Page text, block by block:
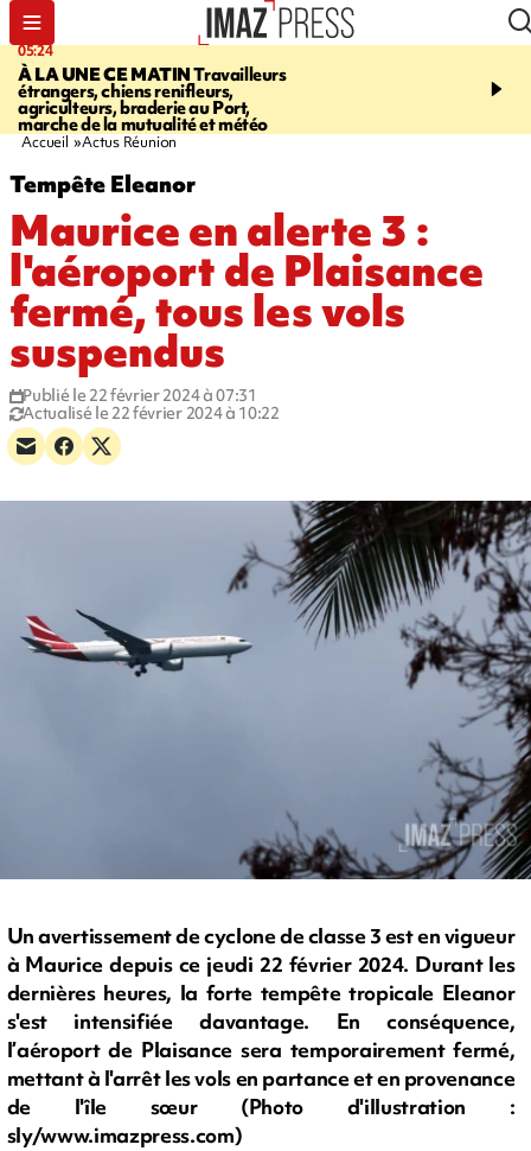
05:24
À LA UNE CE MATINTravailleurs
étrangers, chiens renifleurs,
agriculteurs, braderie au Port,
marche de la mutualité et météo
07:05
mobilisés pour traquer
Accueil Actus Réunion
Tempête Eleanor
Maurice en alerte 3 :
l'aéroport de Plaisance
fermé, tous les vols
suspendus
Publié le 22 février 2024 à 07:31
Actualisé le 22 février 2024 à 10:22
Un avertissement de cyclone de classe 3 est en vigueur
à Maurice depuis ce jeudi 22 février 2024. Durant les
dernières heures, la forte tempête tropicale Eleanor
s'est intensifiée davantage. En conséquence,
l’aéroport de Plaisance sera temporairement fermé,
mettant à l'arrêt les vols en partance et en provenance
de l'île sœur (Photo d'illustration :
sly/www.imazpress.com)